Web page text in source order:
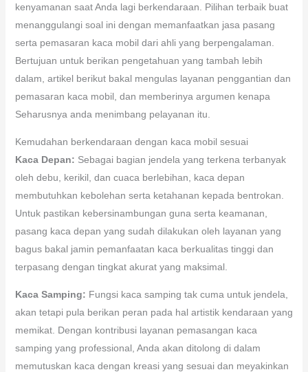
kenyamanan saat Anda lagi berkendaraan. Pilihan terbaik buat
menanggulangi soal ini dengan memanfaatkan jasa pasang
serta pemasaran kaca mobil dari ahli yang berpengalaman.
Bertujuan untuk berikan pengetahuan yang tambah lebih
dalam, artikel berikut bakal mengulas layanan penggantian dan
pemasaran kaca mobil, dan memberinya argumen kenapa
Seharusnya anda menimbang pelayanan itu.
Kemudahan berkendaraan dengan kaca mobil sesuai
Kaca Depan: Sebagai bagian jendela yang terkena terbanyak
oleh debu, kerikil, dan cuaca berlebihan, kaca depan
membutuhkan kebolehan serta ketahanan kepada bentrokan.
Untuk pastikan kebersinambungan guna serta keamanan,
pasang kaca depan yang sudah dilakukan oleh layanan yang
bagus bakal jamin pemanfaatan kaca berkualitas tinggi dan
terpasang dengan tingkat akurat yang maksimal.
Kaca Samping: Fungsi kaca samping tak cuma untuk jendela,
akan tetapi pula berikan peran pada hal artistik kendaraan yang
memikat. Dengan kontribusi layanan pemasangan kaca
samping yang professional, Anda akan ditolong di dalam
memutuskan kaca dengan kreasi yang sesuai dan meyakinkan